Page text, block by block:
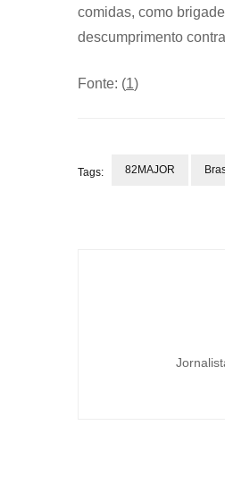
comidas, como
descumprimento
Fonte: (1)
Tags: 82MAJOR